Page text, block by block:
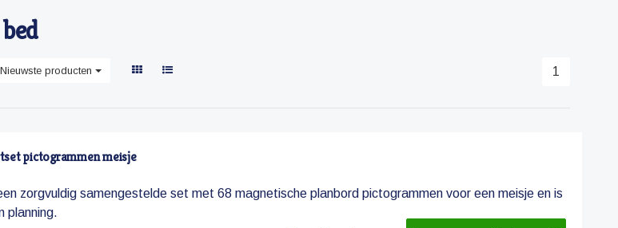
Nieuwste producten 1
pictogrammen meisje
zorgvuldig samengestelde set met 68 magnetische planbord pictogrammen voor een meisje en is
planning.